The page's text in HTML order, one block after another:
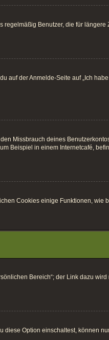
Benutzer, die für
der Anmelde-Seite auf „Ich
Missbrauch deines
Beispiel in einem Internetcafé,
Cookies einige Funktionen, wie
Bereich“; der Link dazu
Option einschaltest, können